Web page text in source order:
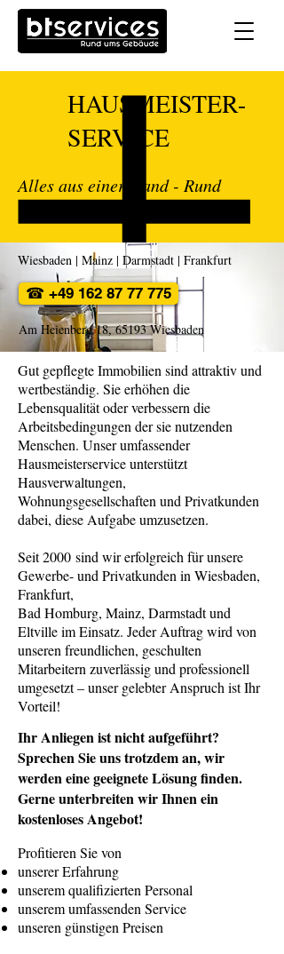
Ihr Anliegen ist nicht aufgeführt?
Sprechen Sie uns trotzdem an, wir
werden eine geeignete Lösung finden.
Gerne unterbreiten wir Ihnen ein
kostenloses Angebot!
HAUSMEISTER-
SERVICE
Alles aus einer Hand - Rund
☎ +49 162 87 77 775
Wiesbaden | Mainz | Darmstadt | Frankfurt
Am Heienberg 18, 65193 Wiesbaden
Gut gepflegte Immobilien sind attraktiv und
wertbeständig. Sie erhöhen die
Lebensqualität oder verbessern die
Arbeitsbedingungen der sie nutzenden
Menschen. Unser umfassender
Hausmeisterservice unterstützt
Hausverwaltungen,
Wohnungsgesellschaften und Privatkunden
dabei, diese Aufgabe umzusetzen.​
Seit 2000 sind wir erfolgreich für unsere
Gewerbe- und Privatkunden in Wiesbaden,
Frankfurt,
Bad Homburg, Mainz, Darmstadt und
Eltville im Einsatz. Jeder Auftrag wird von
unseren freundlichen, geschulten
Mitarbeitern zuverlässig und professionell
umgesetzt – unser gelebter Anspruch ist Ihr
Vorteil!
Profitieren Sie von
unserer Erfahrung
unserem qualifizierten Personal
unserem umfassenden Service
unseren günstigen Preisen